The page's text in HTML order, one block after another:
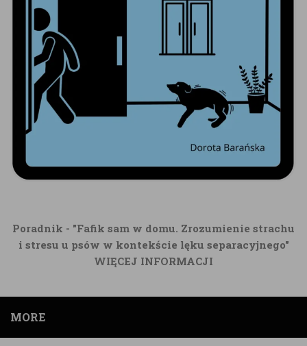
Poradnik - "Fafik sam w domu. Zrozumienie strachu
i stresu u psów w kontekście lęku separacyjnego"
WIĘCEJ INFORMACJI
MORE